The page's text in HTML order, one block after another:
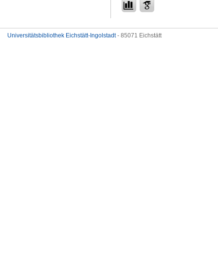
Universitätsbibliothek Eichstätt-Ingolstadt- 85071 Eichstätt